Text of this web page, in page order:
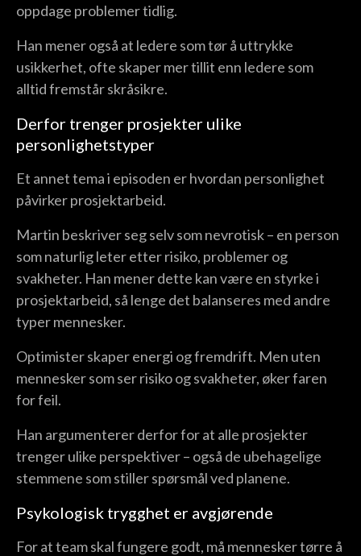
oppdage problemer tidlig.
Han mener også at ledere som tør å uttrykke
usikkerhet, ofte skaper mer tillit enn ledere som
alltid fremstår skråsikre.
Derfor trenger prosjekter ulike
personlighetstyper
Et annet tema i episoden er hvordan personlighet
påvirker prosjektarbeid.
Martin beskriver seg selv som nevrotisk – en person
som naturlig leter etter risiko, problemer og
svakheter. Han mener dette kan være en styrke i
prosjektarbeid, så lenge det balanseres med andre
typer mennesker.
Optimister skaper energi og fremdrift. Men uten
mennesker som ser risiko og svakheter, øker faren
for feil.
Han argumenterer derfor for at alle prosjekter
trenger ulike perspektiver – også de ubehagelige
stemmene som stiller spørsmål ved planene.
Psykologisk trygghet er avgjørende
For at team skal fungere godt, må mennesker tørre å